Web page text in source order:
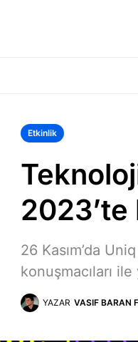
Etkinlik
26 Kasım’da
konuşmacıları
YAZAR VASIF BARAN